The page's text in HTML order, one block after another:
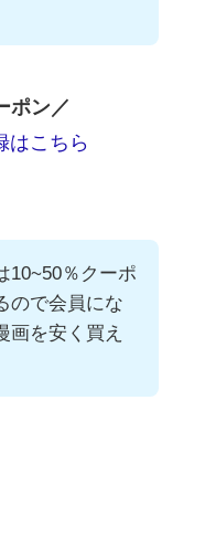
ポン／
はこちら
10~50％クーポ
ので会員にな
画を安く買え